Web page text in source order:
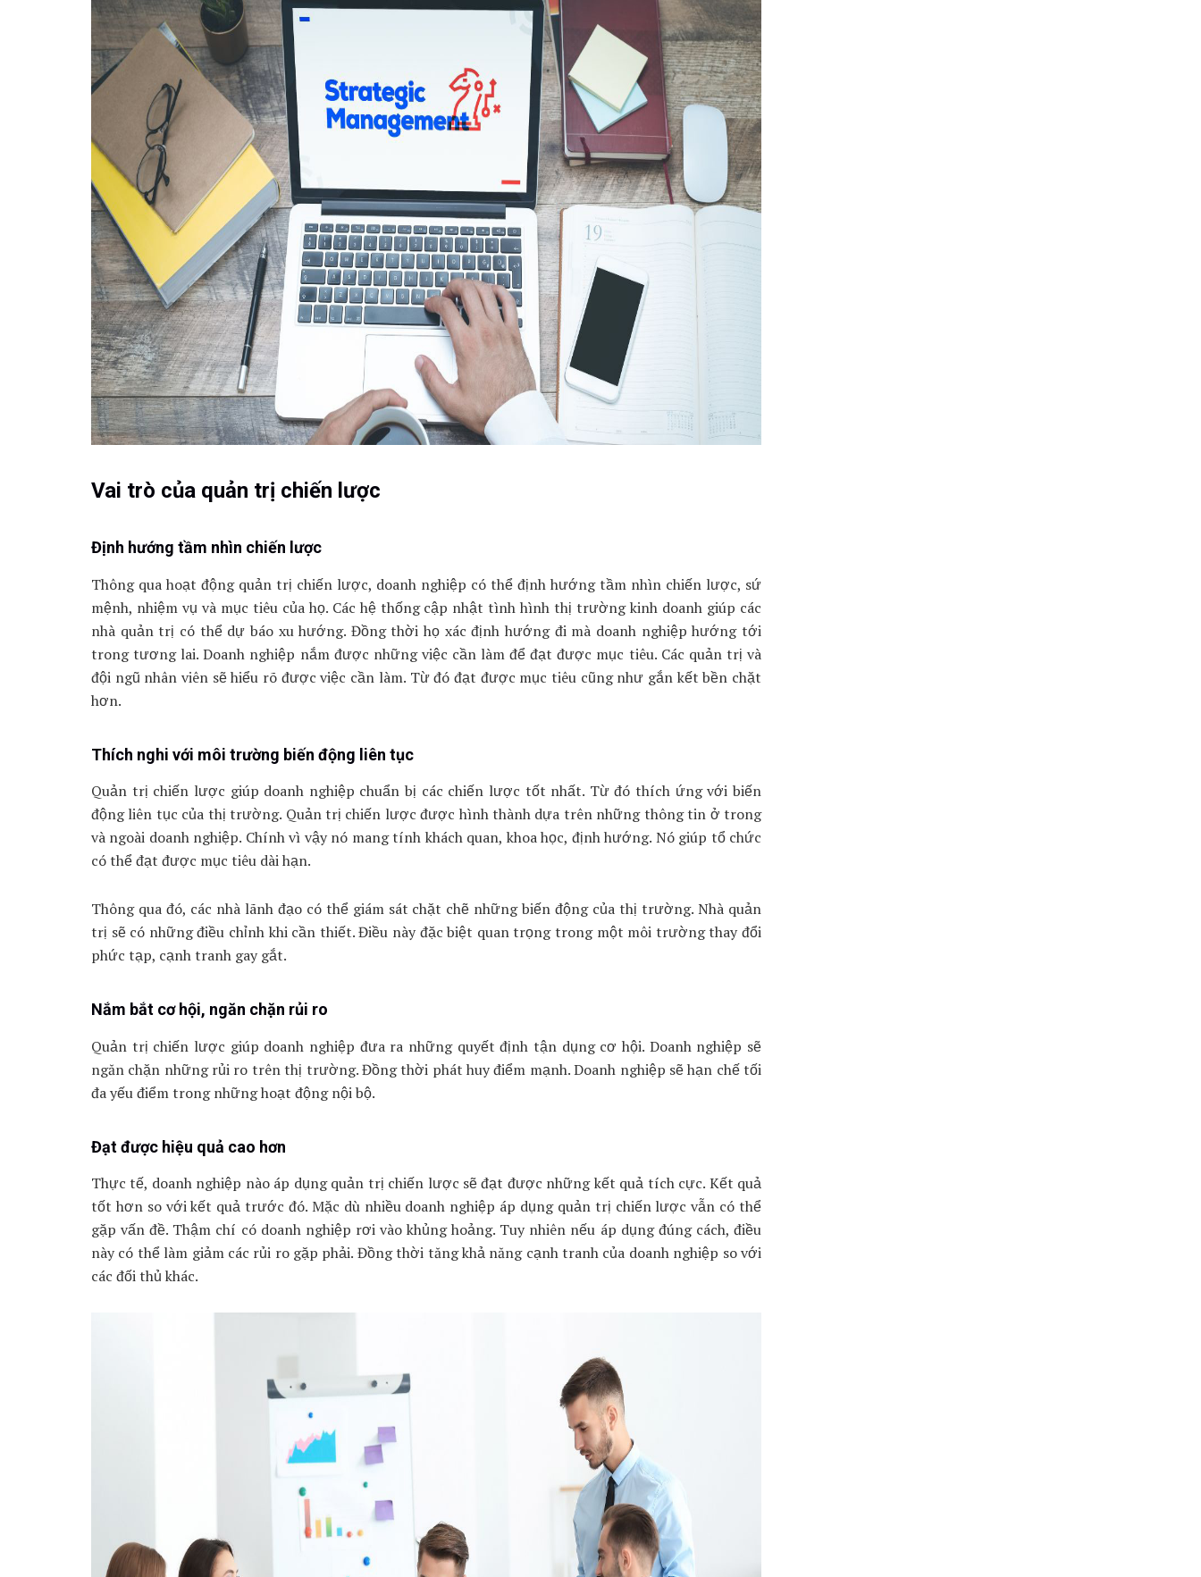
Vai trò của quản trị chiến lược
Định hướng tầm nhìn chiến lược
Thông qua hoạt động quản trị chiến lược, doanh nghiệp có thể định hướng tầm nhìn chiến lược, sứ
mệnh, nhiệm vụ và mục tiêu của họ. Các hệ thống cập nhật tình hình thị trường kinh doanh giúp các
nhà quản trị có thể dự báo xu hướng. Đồng thời họ xác định hướng đi mà doanh nghiệp hướng tới
trong tương lai. Doanh nghiệp nắm được những việc cần làm để đạt được mục tiêu. Các quản trị và
đội ngũ nhân viên sẽ hiểu rõ được việc cần làm. Từ đó đạt được mục tiêu cũng như gắn kết bền chặt
hơn.
Thích nghi với môi trường biến động liên tục
Quản trị chiến lược giúp doanh nghiệp chuẩn bị các chiến lược tốt nhất. Từ đó thích ứng với biến
động liên tục của thị trường. Quản trị chiến lược được hình thành dựa trên những thông tin ở trong
và ngoài doanh nghiệp. Chính vì vậy nó mang tính khách quan, khoa học, định hướng. Nó giúp tổ chức
có thể đạt được mục tiêu dài hạn.
Thông qua đó, các nhà lãnh đạo có thể giám sát chặt chẽ những biến động của thị trường. Nhà quản
trị sẽ có những điều chỉnh khi cần thiết. Điều này đặc biệt quan trọng trong một môi trường thay đổi
phức tạp, cạnh tranh gay gắt.
Nắm bắt cơ hội, ngăn chặn rủi ro
Quản trị chiến lược giúp doanh nghiệp đưa ra những quyết định tận dụng cơ hội. Doanh nghiệp sẽ
ngăn chặn những rủi ro trên thị trường. Đồng thời phát huy điểm mạnh. Doanh nghiệp sẽ hạn chế tối
đa yếu điểm trong những hoạt động nội bộ.
Đạt được hiệu quả cao hơn
Thực tế, doanh nghiệp nào áp dụng quản trị chiến lược sẽ đạt được những kết quả tích cực. Kết quả
tốt hơn so với kết quả trước đó. Mặc dù nhiều doanh nghiệp áp dụng quản trị chiến lược vẫn có thể
gặp vấn đề. Thậm chí có doanh nghiệp rơi vào khủng hoảng. Tuy nhiên nếu áp dụng đúng cách, điều
này có thể làm giảm các rủi ro gặp phải. Đồng thời tăng khả năng cạnh tranh của doanh nghiệp so với
các đối thủ khác.